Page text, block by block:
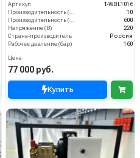
Артикул
T-WBL1016
10
600
Напряжение (В)
220
Страна-производитель
Россия
Рабочее давление (бар)
160
Цена
77 000 руб.
Купить